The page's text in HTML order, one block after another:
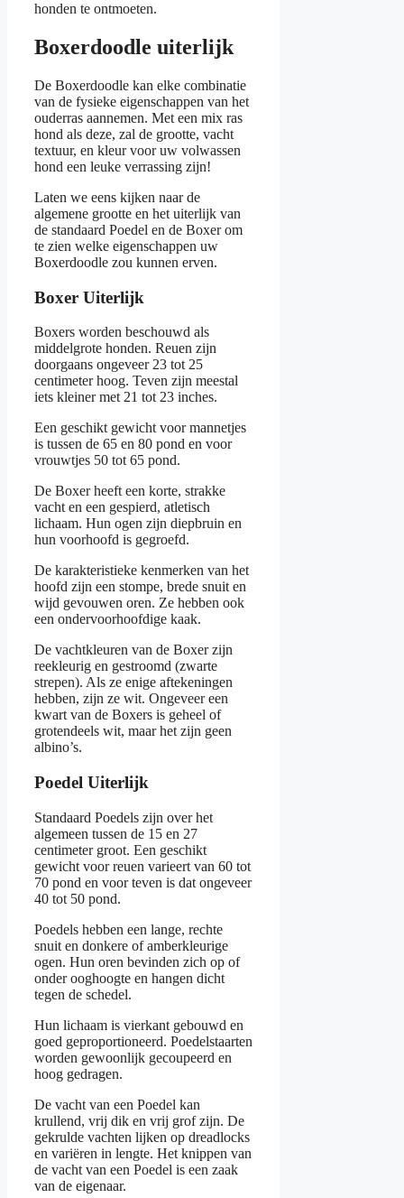
honden te ontmoeten.
Boxerdoodle uiterlijk
De Boxerdoodle kan elke combinatie
van de fysieke eigenschappen van het
ouderras aannemen. Met een mix ras
hond als deze, zal de grootte, vacht
textuur, en kleur voor uw volwassen
hond een leuke verrassing zijn!
Laten we eens kijken naar de
algemene grootte en het uiterlijk van
de standaard Poedel en de Boxer om
te zien welke eigenschappen uw
Boxerdoodle zou kunnen erven.
Boxer Uiterlijk
Boxers worden beschouwd als
middelgrote honden. Reuen zijn
doorgaans ongeveer 23 tot 25
centimeter hoog. Teven zijn meestal
iets kleiner met 21 tot 23 inches.
Een geschikt gewicht voor mannetjes
is tussen de 65 en 80 pond en voor
vrouwtjes 50 tot 65 pond.
De Boxer heeft een korte, strakke
vacht en een gespierd, atletisch
lichaam. Hun ogen zijn diepbruin en
hun voorhoofd is gegroefd.
De karakteristieke kenmerken van het
hoofd zijn een stompe, brede snuit en
wijd gevouwen oren. Ze hebben ook
een ondervoorhoofdige kaak.
De vachtkleuren van de Boxer zijn
reekleurig en gestroomd (zwarte
strepen). Als ze enige aftekeningen
hebben, zijn ze wit. Ongeveer een
kwart van de Boxers is geheel of
grotendeels wit, maar het zijn geen
albino’s.
Poedel Uiterlijk
Standaard Poedels zijn over het
algemeen tussen de 15 en 27
centimeter groot. Een geschikt
gewicht voor reuen varieert van 60 tot
70 pond en voor teven is dat ongeveer
40 tot 50 pond.
Poedels hebben een lange, rechte
snuit en donkere of amberkleurige
ogen. Hun oren bevinden zich op of
onder ooghoogte en hangen dicht
tegen de schedel.
Hun lichaam is vierkant gebouwd en
goed geproportioneerd. Poedelstaarten
worden gewoonlijk gecoupeerd en
hoog gedragen.
De vacht van een Poedel kan
krullend, vrij dik en vrij grof zijn. De
gekrulde vachten lijken op dreadlocks
en variëren in lengte. Het knippen van
de vacht van een Poedel is een zaak
van de eigenaar.